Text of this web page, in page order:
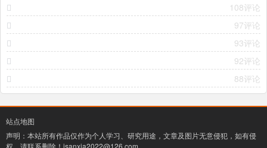
108评论
97评论
93评论
92评论
88评论
站点地图
声明：本站所有作品仅作为个人学习、研究用途，文章及图片无意侵犯，如有侵
权，请联系删除！ isanxia2022@126.com